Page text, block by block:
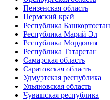
Пензенская область
Пермский край
Республика Башкортостан
Республика Марий Эл
Республика Мордовия
Республика Татарстан
Самарская область
Саратовская область
Удмуртская республика
Ульяновская область
Чувашская республика